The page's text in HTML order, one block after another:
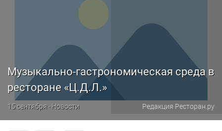
Музыкально-гастрономическая среда в
ресторане «Ц.Д.Л.»
15 сентября · Новости Редакция Ресторан.ру